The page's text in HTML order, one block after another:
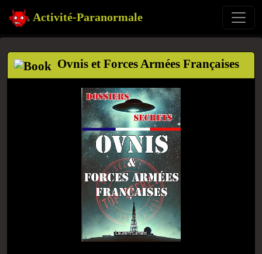
Activité-Paranormale
Ovnis et Forces Armées Françaises